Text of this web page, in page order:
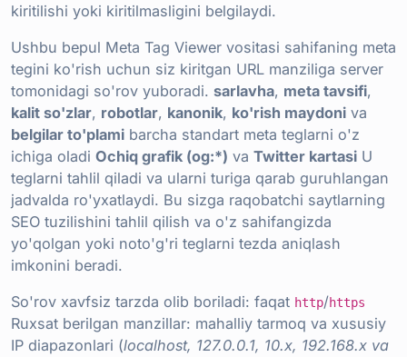
kiritilishi yoki kiritilmasligini belgilaydi.
Ushbu bepul Meta Tag Viewer vositasi sahifaning meta
tegini ko'rish uchun siz kiritgan URL manziliga server
tomonidagi so'rov yuboradi. sarlavha, meta tavsifi,
kalit so'zlar, robotlar, kanonik, ko'rish maydoni va
belgilar to'plami barcha standart meta teglarni o'z
ichiga oladi Ochiq grafik (og:*) va Twitter kartasi U
teglarni tahlil qiladi va ularni turiga qarab guruhlangan
jadvalda ro'yxatlaydi. Bu sizga raqobatchi saytlarning
SEO tuzilishini tahlil qilish va o'z sahifangizda
yo'qolgan yoki noto'g'ri teglarni tezda aniqlash
imkonini beradi.
So'rov xavfsiz tarzda olib boriladi: faqat http/https
Ruxsat berilgan manzillar: mahalliy tarmoq va xususiy
IP diapazonlari (localhost, 127.0.0.1, 10.x, 192.168.x va